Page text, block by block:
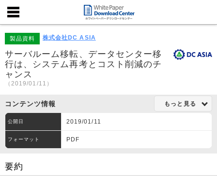
製品資料 株式会社DC ASIA
サーバルーム移転、データセンター移
行は、システム再考とコスト削減のチ
ャンス
（2019/01/11）
コンテンツ情報 もっと見る
公開日 2019/01/11
フォーマット PDF
要約